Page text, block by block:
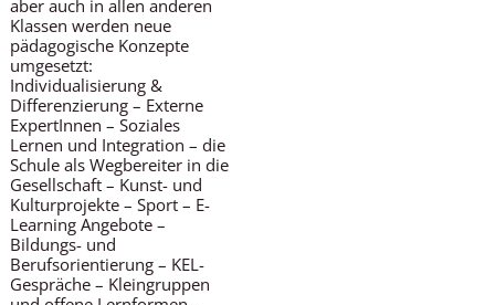
aber auch in allen anderen
Klassen werden neue
pädagogische Konzepte
umgesetzt:
Individualisierung &
Differenzierung – Externe
ExpertInnen – Soziales
Lernen und Integration – die
Schule als Wegbereiter in die
Gesellschaft – Kunst- und
Kulturprojekte – Sport – E-
Learning Angebote –
Bildungs- und
Berufsorientierung – KEL-
Gespräche – Kleingruppen